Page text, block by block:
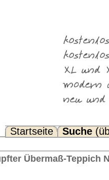
Noch Fragen? FAQ...